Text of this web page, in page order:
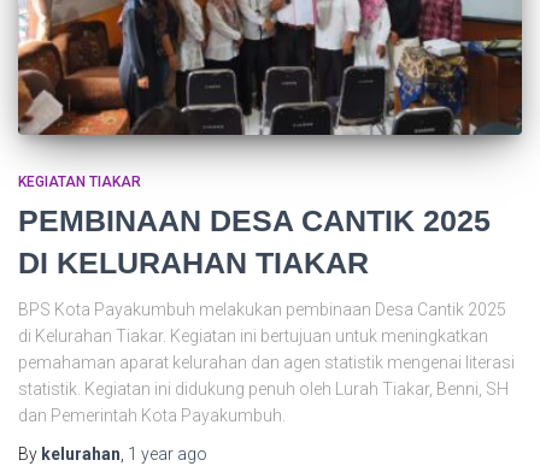
KEGIATAN TIAKAR
PEMBINAAN DESA CANTIK 2025
DI KELURAHAN TIAKAR
BPS Kota Payakumbuh melakukan pembinaan Desa Cantik 2025
di Kelurahan Tiakar. Kegiatan ini bertujuan untuk meningkatkan
pemahaman aparat kelurahan dan agen statistik mengenai literasi
statistik. Kegiatan ini didukung penuh oleh Lurah Tiakar, Benni, SH
dan Pemerintah Kota Payakumbuh.
By kelurahan 1 year ago